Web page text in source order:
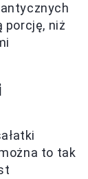
porcję, niż
to tak